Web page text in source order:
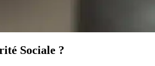
Sociale ?